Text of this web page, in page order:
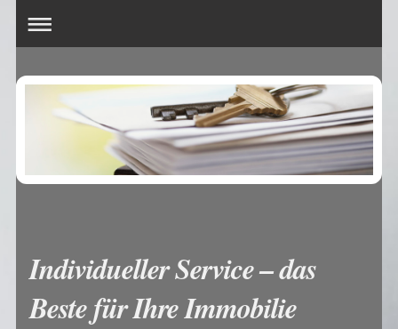
Individueller Service – das
Beste für Ihre Immobilie